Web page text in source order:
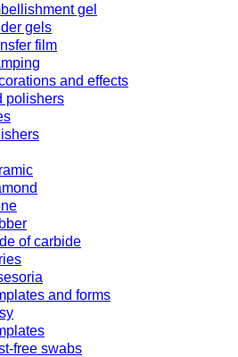
gel
gels
film
and effects
polishers
of carbide
and forms
free swabs